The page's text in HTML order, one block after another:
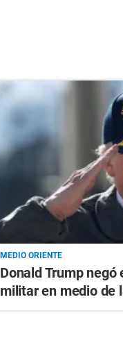
MEDIO ORIENTE
Donald Trump
militar en medio de